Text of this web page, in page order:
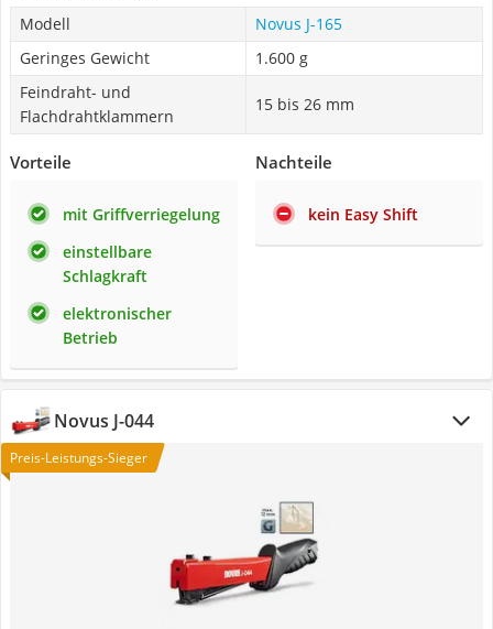
Modell
Novus J-165
Geringes Gewicht
1.600 g
Feindraht- und
Flachdrahtklammern
15 bis 26 mm
Vorteile
mit Griffverriegelung
einstellbare
Schlagkraft
elektronischer
Betrieb
Nachteile
kein Easy Shift
Novus J-044
Preis-Leistungs-Sieger